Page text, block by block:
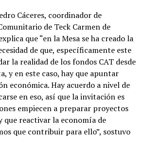
Cáceres, coordinador de
de Teck Carmen de
que “en la Mesa se ha creado la
de que, específicamente este
la realidad de los fondos CAT desde
y en este caso, hay que apuntar
económica. Hay acuerdo a nivel de
en eso, así que la invitación es
empiecen a preparar proyectos
que reactivar la economía de
que contribuir para ello”, sostuvo